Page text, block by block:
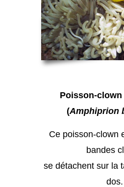
Poisson-clown
(Amphiprion
Ce poisson-clown
bandes
se détachent sur la
dos.